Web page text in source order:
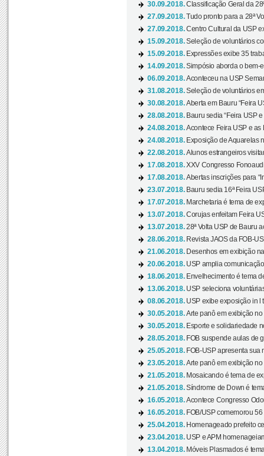
30.09.2018.Classificação Geral da
27.09.2018.Tudo pronto para a 28ª
27.09.2018.Centro Cultural da USP
15.09.2018.Seleção de voluntários
15.09.2018. Expressões exibe 35
14.09.2018.Simpósio aborda o bem-
06.09.2018.Aconteceu na USP
31.08.2018.Seleção de voluntários
30.08.2018.Aberta em Bauru “Feira
28.08.2018. Bauru sedia “Feira USP
24.08.2018.Acontece Feira USP e as
24.08.2018. Exposição de Aquarelas
22.08.2018.Alunos estrangeiros
17.08.2018.XXV Congresso
17.08.2018.Abertas inscrições para
23.07.2018. Bauru sedia 16ª Feira
17.07.2018. Marchetaria é tema de
13.07.2018.Corujas enfeitam Feira
13.07.2018.28ª Volta USP de Bauru
28.06.2018. Revista JAOS da FOB-
21.06.2018. Desenhos em exibição
20.06.2018. USP amplia
18.06.2018. Envelhecimento é tema
13.06.2018. USP seleciona
08.06.2018. USP exibe exposição in l
30.05.2018.Arte panô em exibição no
30.05.2018. Esporte e solidariedade
28.05.2018. FOB suspende aulas de
25.05.2018. FOB-USP apresenta sua
23.05.2018.Arte panô em exibição no
21.05.2018. Mosaicando é tema de
21.05.2018.Síndrome de Down é
16.05.2018.Acontece Congresso
16.05.2018. FOB/USP comemorou
25.04.2018. Homenageado prefeito
23.04.2018. USP e APM
13.04.2018. Móveis Plasmados é